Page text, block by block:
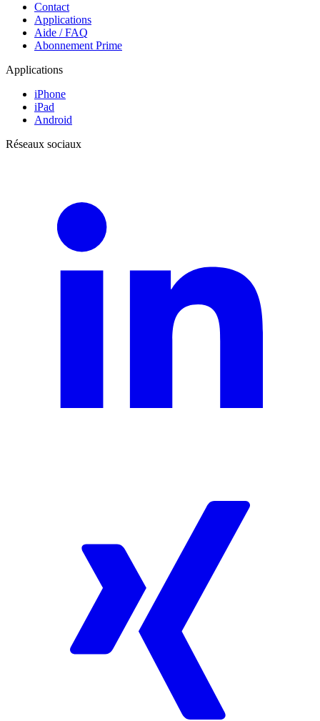
Contact
Applications
Aide / FAQ
Abonnement Prime
Applications
iPhone
iPad
Android
Réseaux sociaux